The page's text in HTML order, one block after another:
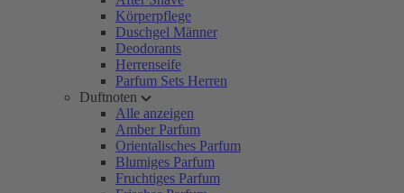
Körperpflege
Duschgel Männer
Deodorants
Herrenseife
Parfum Sets Herren
Duftnoten
Alle anzeigen
Amber Parfum
Orientalisches Parfum
Blumiges Parfum
Fruchtiges Parfum